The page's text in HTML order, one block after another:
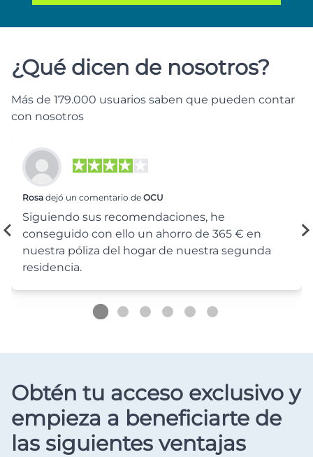
¿Qué dicen de nosotros?
Más de 179.000 usuarios saben que pueden contar
con nosotros
Rosa dejó un comentario de OCU
Siguiendo sus recomendaciones, he
conseguido con ello un ahorro de 365 € en
nuestra póliza del hogar de nuestra segunda
residencia.
Obtén tu acceso exclusivo y
empieza a beneficiarte de
las siguientes ventajas